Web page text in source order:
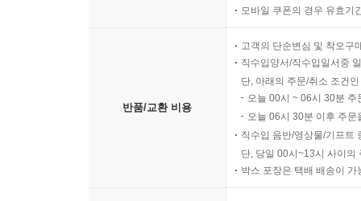
모바일 쿠폰의 경우 유효기
반품/교환 비용
고객의 단순변심 및 착오구
직수입양서/직수입일서중
단, 아래의 주문/취소 조건
오늘 00시 ~ 06시 30분
오늘 06시 30분 이후 주
직수입 음반/영상물/기프트
단, 당일 00시~13시 사이의
박스 포장은 택배 배송이